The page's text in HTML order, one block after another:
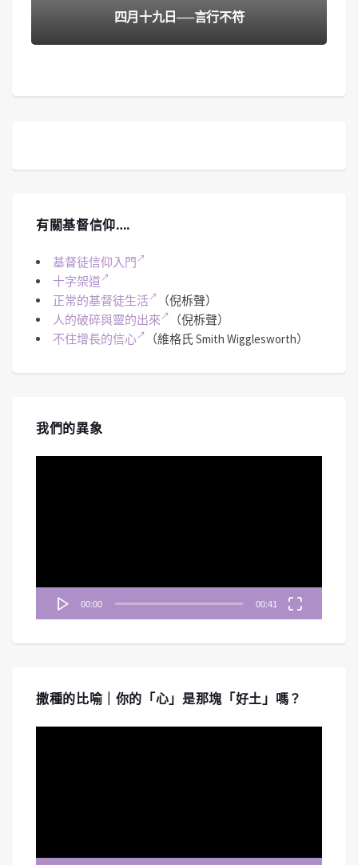
四月十九日──言行不符
有關基督信仰….
基督徒信仰入門
十字架道
正常的基督徒生活
（倪柝聲）
人的破碎與靈的出來
（倪柝聲）
不住增長的信心
（維格氏 Smith Wigglesworth）
我們的異象
00:00 00:41
撒種的比喻｜你的「心」是那塊「好土」嗎？